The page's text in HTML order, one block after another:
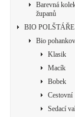
Barevná
županů
BIO POLŠTÁŘE
Bio
Klasik
Macík
Bobek
Cestovní
Sedací